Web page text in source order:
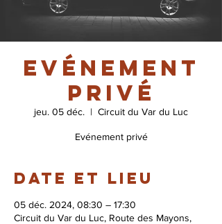
Evénement
privé
jeu. 05 déc.
  |
Circuit du Var du Luc
Evénement privé
Date et lieu
05 déc. 2024, 08:30 – 17:30
Circuit du Var du Luc, Route des Mayons,